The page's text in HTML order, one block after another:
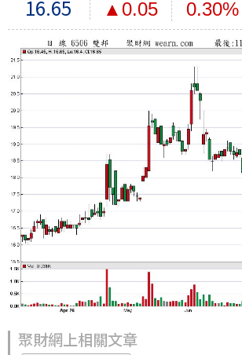
16.65 ▲0.05 0.30%
聚財網上相關文章